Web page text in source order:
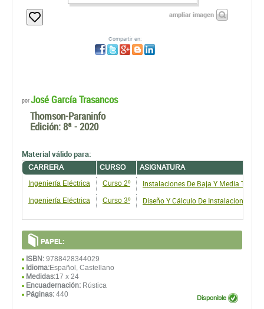
ampliar imagen
Compartir en:
porJosé García Trasancos
Thomson-Paraninfo
Edición:8ª - 2020
Material válido para:
CARRERA CURSO
ASIGNATURA
Ingeniería Eléctrica
Curso 2º Instalaciones De Baja Y Media
Ingeniería Eléctrica Curso 3º Diseño Y Cálculo De Instalaciones
PAPEL:
ISBN: 9788428344029
Idioma:Español, Castellano
Medidas:17 x 24
Encuadernación: Rústica
Páginas: 440 Disponible